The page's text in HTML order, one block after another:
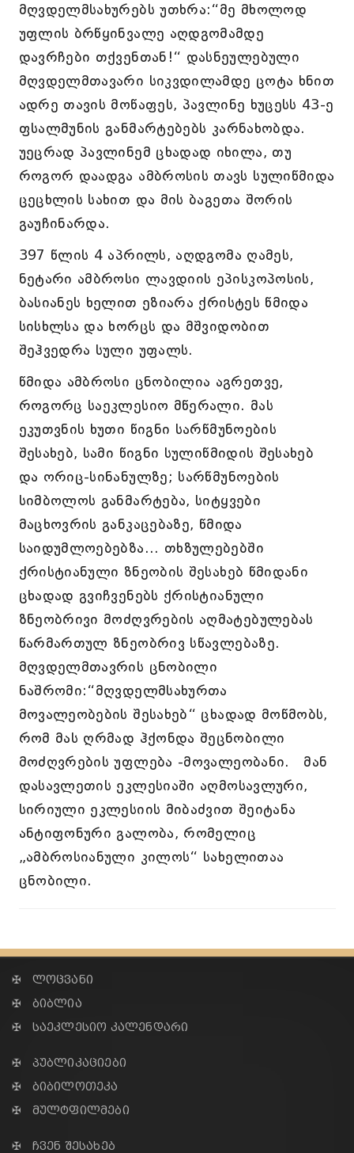
მღვდელმსახურებს უთხრა:“მე მხოლოდ
უფლის ბრწყინვალე აღდგომამდე
დავრჩები თქვენთან!“ დასნეულებული
მღვდელმთავარი სიკვდილამდე ცოტა ხნით
ადრე თავის მოწაფეს, პავლინე ხუცესს 43-ე
ფსალმუნის განმარტებებს კარნახობდა.
უეცრად პავლინემ ცხადად იხილა, თუ
როგორ დაადგა ამბროსის თავს სულიწმიდა
ცეცხლის სახით და მის ბაგეთა შორის
გაუჩინარდა.
397 წლის 4 აპრილს, აღდგომა ღამეს,
ნეტარი ამბროსი ლავდიის ეპისკოპოსის,
ბასიანეს ხელით ეზიარა ქრისტეს წმიდა
სისხლსა და ხორცს და მშვიდობით
შეჰვედრა სული უფალს.
წმიდა ამბროსი ცნობილია აგრეთვე,
როგორც საეკლესიო მწერალი. მას
ეკუთვნის ხუთი წიგნი სარწმუნოების
შესახებ, სამი წიგნი სულიწმიდის შესახებ
და ორიც-სინანულზე; სარწმუნოების
სიმბოლოს განმარტება, სიტყვები
მაცხოვრის განკაცებაზე, წმიდა
საიდუმლოებებზა... თხზულებებში
ქრისტიანული ზნეობის შესახებ წმიდანი
ცხადად გვიჩვენებს ქრისტიანული
ზნეობრივი მოძღვრების აღმატებულებას
წარმართულ ზნეობრივ სწავლებაზე.
მღვდელმთავრის ცნობილი
ნაშრომი:“მღვდელმსახურთა
მოვალეობების შესახებ“ ცხადად მოწმობს,
რომ მას ღრმად ჰქონდა შეცნობილი
მოძღვრების უფლება -მოვალეობანი. მან
დასავლეთის ეკლესიაში აღმოსავლური,
სირიული ეკლესიის მიბაძვით შეიტანა
ანტიფონური გალობა, რომელიც
„ამბროსიანული კილოს“ სახელითაა
ცნობილი.
✠ ლოცვანი
✠ ბიბლია
✠ საეკლესიო კალენდარი
✠ პუბლიკაციები
✠ ბიბილოთეკა
✠ მულტფილმები
✠ ჩვენ შესახებ